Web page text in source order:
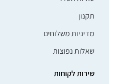
תקנון
מדיניות משלוחים
שאלות נפוצות
שירות לקוחות